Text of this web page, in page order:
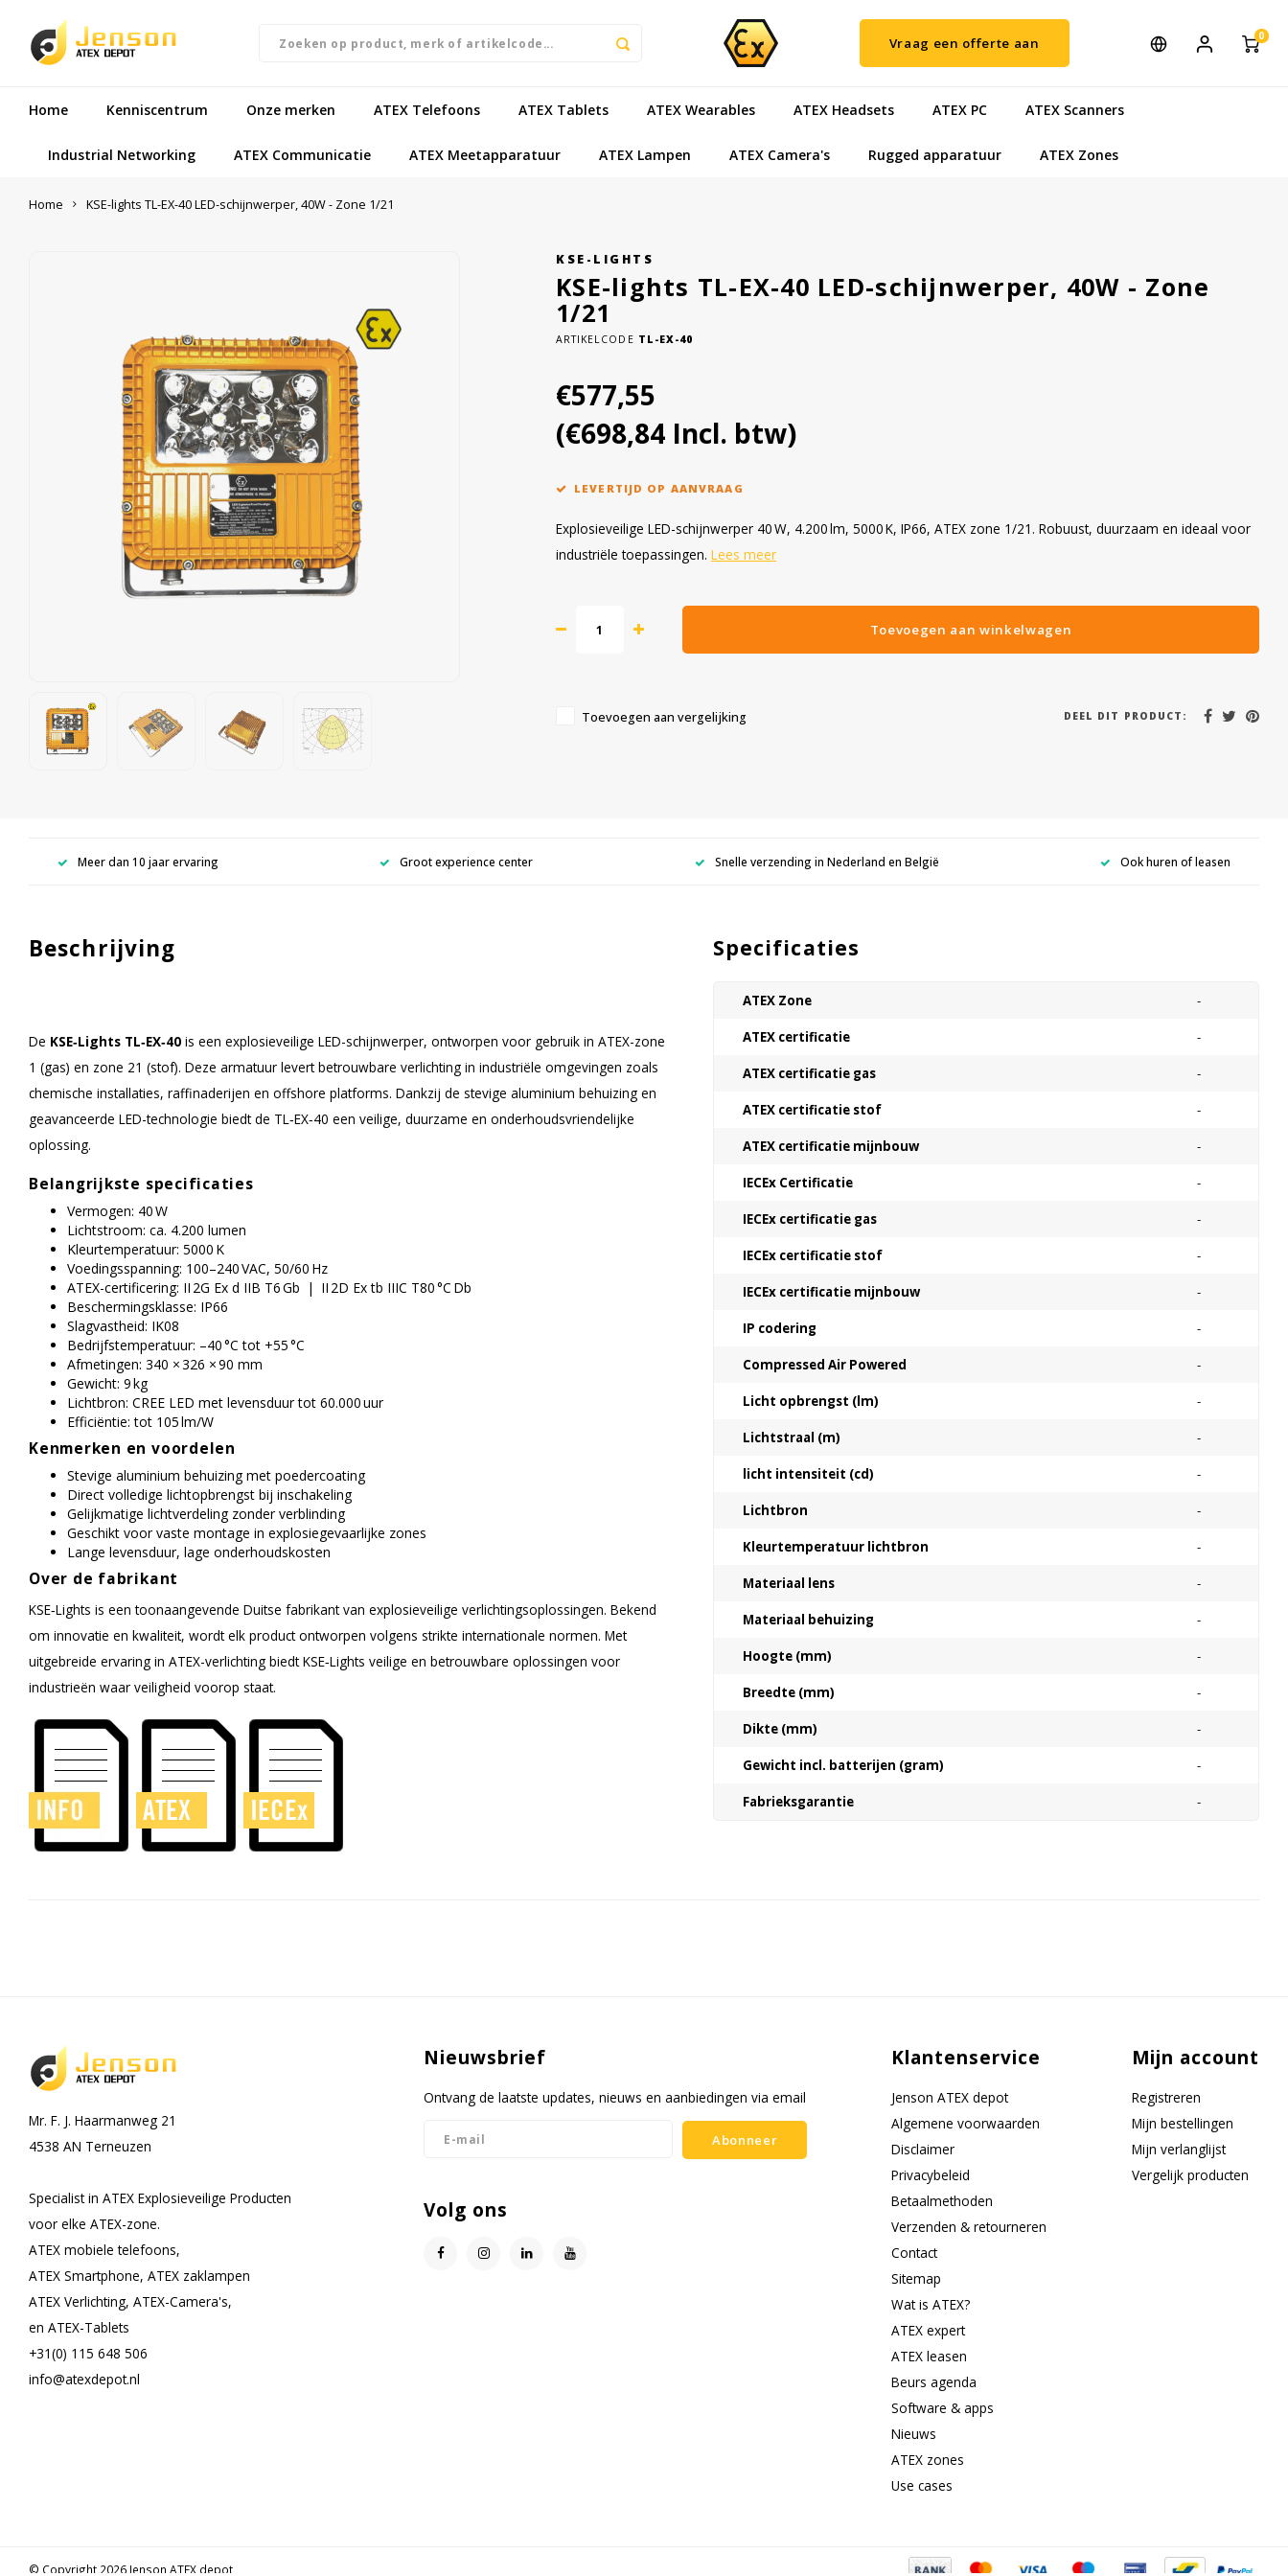
Vraag een offerte aan 0
Home Kenniscentrum Onze merken ATEX Telefoons ATEX Tablets ATEX Wearables ATEX Headsets ATEX PC ATEX Scanners
Industrial Networking ATEX Communicatie ATEX Meetapparatuur ATEX Lampen ATEX Camera's Rugged apparatuur ATEX Zones
Home KSE-lights TL-EX-40 LED-schijnwerper, 40W - Zone 1/21
KSE-LIGHTS
KSE-lights TL-EX-40 LED-schijnwerper, 40W - Zone
1/21
ARTIKELCODE TL-EX-40
€577,55
(€698,84 Incl. btw)
LEVERTIJD OP AANVRAAG
Explosieveilige LED-schijnwerper 40 W, 4.200 lm, 5000 K, IP66, ATEX zone 1/21. Robuust, duurzaam en ideaal voor
industriële toepassingen. Lees meer
Toevoegen aan winkelwagen
Toevoegen aan vergelijking DEEL DIT PRODUCT:
Meer dan 10 jaar ervaring Groot experience center Snelle verzending in Nederland en België Ook huren of leasen
Beschrijving
De KSE‑Lights TL‑EX‑40 is een explosieveilige LED-schijnwerper, ontworpen voor gebruik in ATEX-zone
1 (gas) en zone 21 (stof). Deze armatuur levert betrouwbare verlichting in industriële omgevingen zoals
chemische installaties, raffinaderijen en offshore platforms. Dankzij de stevige aluminium behuizing en
geavanceerde LED-technologie biedt de TL‑EX‑40 een veilige, duurzame en onderhoudsvriendelijke
oplossing.
Belangrijkste specificaties
Vermogen: 40 W
Lichtstroom: ca. 4.200 lumen
Kleurtemperatuur: 5000 K
Voedingsspanning: 100–240 VAC, 50/60 Hz
ATEX-certificering: II 2G Ex d IIB T6 Gb | II 2D Ex tb IIIC T80 °C Db
Beschermingsklasse: IP66
Slagvastheid: IK08
Bedrijfstemperatuur: –40 °C tot +55 °C
Afmetingen: 340 × 326 × 90 mm
Gewicht: 9 kg
Lichtbron: CREE LED met levensduur tot 60.000 uur
Efficiëntie: tot 105 lm/W
Kenmerken en voordelen
Stevige aluminium behuizing met poedercoating
Direct volledige lichtopbrengst bij inschakeling
Gelijkmatige lichtverdeling zonder verblinding
Geschikt voor vaste montage in explosiegevaarlijke zones
Lange levensduur, lage onderhoudskosten
Over de fabrikant
KSE‑Lights is een toonaangevende Duitse fabrikant van explosieveilige verlichtingsoplossingen. Bekend
om innovatie en kwaliteit, wordt elk product ontworpen volgens strikte internationale normen. Met
uitgebreide ervaring in ATEX-verlichting biedt KSE‑Lights veilige en betrouwbare oplossingen voor
industrieën waar veiligheid voorop staat.
Specificaties
ATEX Zone -
ATEX certificatie -
ATEX certificatie gas -
ATEX certificatie stof -
ATEX certificatie mijnbouw -
IECEx Certificatie -
IECEx certificatie gas -
IECEx certificatie stof -
IECEx certificatie mijnbouw -
IP codering -
Compressed Air Powered -
Licht opbrengst (lm) -
Lichtstraal (m) -
licht intensiteit (cd) -
Lichtbron -
Kleurtemperatuur lichtbron -
Materiaal lens -
Materiaal behuizing -
Hoogte (mm) -
Breedte (mm) -
Dikte (mm) -
Gewicht incl. batterijen (gram) -
Fabrieksgarantie -
Mr. F. J. Haarmanweg 21
4538 AN Terneuzen
Specialist in ATEX Explosieveilige Producten
voor elke ATEX-zone.
ATEX mobiele telefoons,
ATEX Smartphone, ATEX zaklampen
ATEX Verlichting, ATEX-Camera's,
en ATEX-Tablets
+31(0) 115 648 506
info@atexdepot.nl
Nieuwsbrief
Ontvang de laatste updates, nieuws en aanbiedingen via email
Abonneer
Volg ons
Klantenservice
Jenson ATEX depot
Algemene voorwaarden
Disclaimer
Privacybeleid
Betaalmethoden
Verzenden & retourneren
Contact
Sitemap
Wat is ATEX?
ATEX expert
ATEX leasen
Beurs agenda
Software & apps
Nieuws
ATEX zones
Use cases
Mijn account
Registreren
Mijn bestellingen
Mijn verlanglijst
Vergelijk producten
© Copyright 2026 Jenson ATEX depot